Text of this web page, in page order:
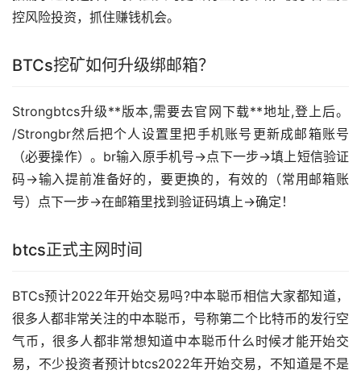
控风险投资，抓住赚钱机会。
BTCs挖矿如何升级绑邮箱？
Strongbtcs升级**版本,需要去官网下载**地址,登上后。
/Strongbr然后把个人设置里把手机账号更新成邮箱账号
（必要操作）。br输入原手机号→点下一步→填上短信验证
码→输入提前准备好的，要更换的，有效的（常用邮箱账
号）点下一步→在邮箱里找到验证码填上→确定！
btcs正式主网时间
BTCs预计2022年开始交易吗?中本聪币相信大家都知道，
很多人都非常关注的中本聪币，号称第二个比特币的发行空
气币，很多人都非常想知道中本聪币什么时候才能开始交
易，不少投资者预计btcs2022年开始交易，不知道是不是